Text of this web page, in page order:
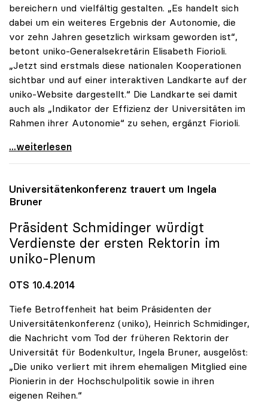
bereichern und vielfältig gestalten. „Es handelt sich
dabei um ein weiteres Ergebnis der Autonomie, die
vor zehn Jahren gesetzlich wirksam geworden ist“,
betont uniko-Generalsekretärin Elisabeth Fiorioli.
„Jetzt sind erstmals diese nationalen Kooperationen
sichtbar und auf einer interaktiven Landkarte auf der
uniko-Website dargestellt.“ Die Landkarte sei damit
auch als „Indikator der Effizienz der Universitäten im
Rahmen ihrer Autonomie“ zu sehen, ergänzt Fiorioli.
uniko-Landkarte erhöht Sichtbarkeit der
...weiterlesen
Universitätenkonferenz trauert um Ingela
Bruner
Präsident Schmidinger würdigt
Verdienste der ersten Rektorin im
uniko-Plenum
OTS 10.4.2014
Tiefe Betroffenheit hat beim Präsidenten der
Universitätenkonferenz (uniko), Heinrich Schmidinger,
die Nachricht vom Tod der früheren Rektorin der
Universität für Bodenkultur, Ingela Bruner, ausgelöst:
„Die uniko verliert mit ihrem ehemaligen Mitglied eine
Pionierin in der Hochschulpolitik sowie in ihren
eigenen Reihen.“